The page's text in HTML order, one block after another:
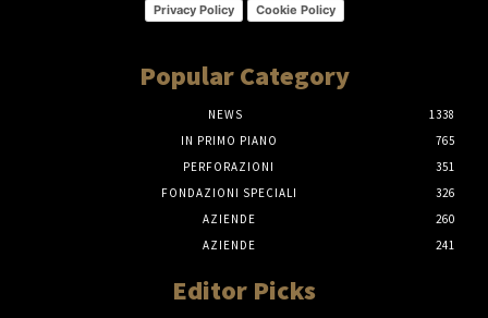
Privacy Policy Cookie Policy
Popular Category
NEWS
1338
IN PRIMO PIANO
765
PERFORAZIONI
351
FONDAZIONI SPECIALI
326
AZIENDE
260
AZIENDE
241
Editor Picks